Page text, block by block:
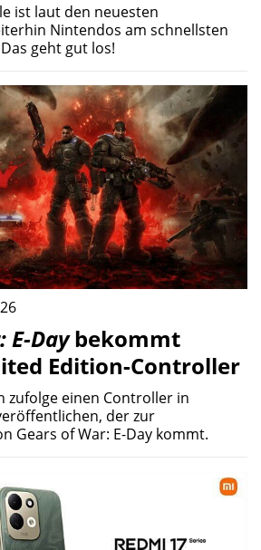
ist laut den neuesten
Nintendos am schnellsten
geht gut los!
E-Daybekommt
Edition-Controller
zufolge einen Controller in
der zur
Gears of War: E-Day kommt.